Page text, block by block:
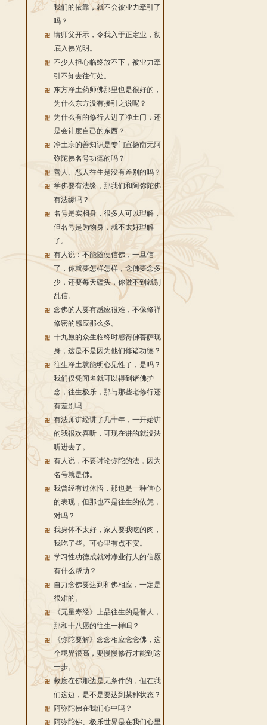
我们的依靠，就不会被业力牵引了
吗？
请师父开示，令我入于正定业，彻
底入佛光明。
不少人担心临终放不下，被业力牵
引不知去往何处。
东方净土药师佛那里也是很好的，
为什么东方没有接引之说呢？
为什么有的修行人进了净土门，还
是会计度自己的东西？
净土宗的善知识是专门宣扬南无阿
弥陀佛名号功德的吗？
善人、恶人往生是没有差别的吗？
学佛要有法缘，那我们和阿弥陀佛
有法缘吗？
名号是实相身，很多人可以理解，
但名号是为物身，就不太好理解
了。
有人说：不能随便信佛，一旦信
了，你就要怎样怎样，念佛要念多
少，还要每天磕头，你做不到就别
乱信。
念佛的人要有感应很难，不像修禅
修密的感应那么多。
十九愿的众生临终时感得佛菩萨现
身，这是不是因为他们修诸功德？
往生净土就能明心见性了，是吗？
我们仅凭闻名就可以得到诸佛护
念，往生极乐，那与那些老修行还
有差别吗
有法师讲经讲了几十年，一开始讲
的我很欢喜听，可现在讲的就没法
听进去了。
有人说，不要讨论弥陀的法，因为
名号就是佛。
我曾经有过体悟，那也是一种信心
的表现，但那也不是往生的依凭，
对吗？
我身体不太好，家人要我吃的肉，
我吃了些。可心里有点不安。
学习性功德成就对净业行人的信愿
有什么帮助？
自力念佛要达到和佛相应，一定是
很难的。
《无量寿经》上品往生的是善人，
那和十八愿的往生一样吗？
《弥陀要解》念念相应念念佛，这
个境界很高，要慢慢修行才能到这
一步。
救度在佛那边是无条件的，但在我
们这边，是不是要达到某种状态？
阿弥陀佛在我们心中吗？
阿弥陀佛、极乐世界是在我们心里